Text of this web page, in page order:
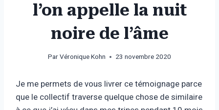
l’on appelle la nuit
noire de l’âme
ParVéronique Kohn 23 novembre 2020
Je me permets de vous livrer ce témoignage parce
que le collectif traverse quelque chose de similaire